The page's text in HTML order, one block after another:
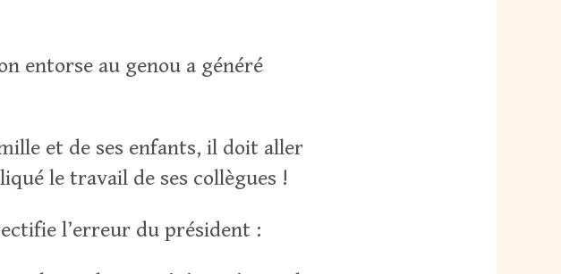
entorse au genou a généré
et de ses enfants, il doit aller
le travail de ses collègues !
l’erreur du président :